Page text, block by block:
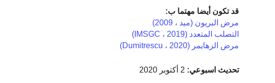
قد تكون أيضا مهتما ب:
مرض البريون (ميد ، 2009)
التصلب المتعدد (IMSGC ، 2019)
مرض الزهايمر (Dumitrescu ، 2020)
تحديث اسبوعي: